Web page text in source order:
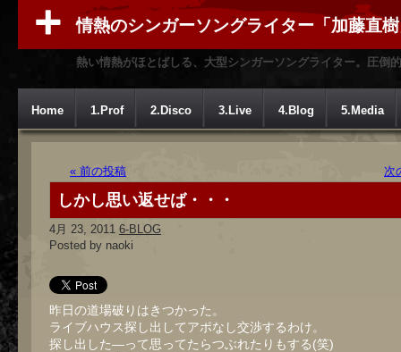
情熱のシンガーソングライター「加藤直
熱い情熱がほとばしる、大型シンガーソングライター。圧倒
Home 1.Prof 2.Disco 3.Live 4.Blog 5.Media
« 前の投稿 次
しかし思い返せば・・・
4月 23, 2011 6-BLOG
Posted by naoki
昨日の道場破りはきつかった。
ライブハウス探し出してアポなし交渉するわけ。
探し出した―って思ってたらつぶれたりもする(笑)